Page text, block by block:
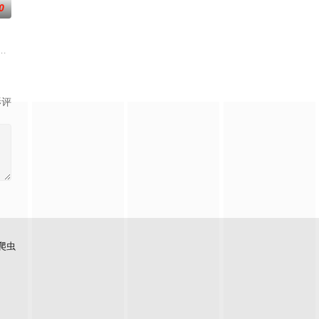
的冒险。旅途里，昔日造物主与
充满趣味的方式应对生活琐事或难题，碰撞出欢乐的火花。在用幽默为
动！
频《斗罗大陆绝世唐门》动画正式启动！
评
虫